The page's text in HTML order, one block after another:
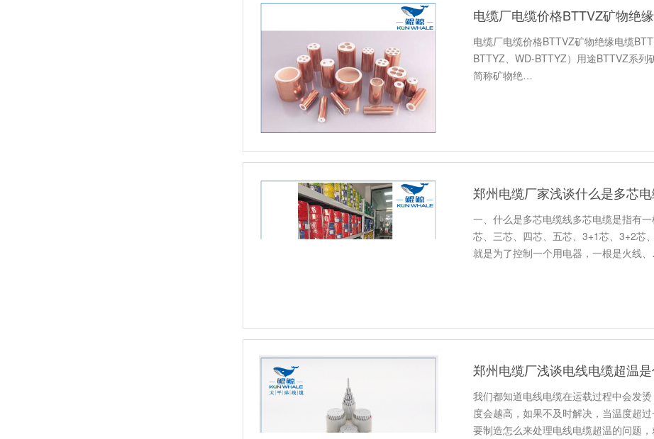
电缆厂电缆价格BTTVZ矿物绝
电缆厂电缆价格BTTVZ矿物绝缘电缆
BTTYZ、WD-BTTYZ）用途BTTVZ系
简称矿物绝…
郑州电缆厂家浅谈什么是多芯
一、什么是多芯电缆线多芯电缆是指有
芯、三芯、四芯、五芯、3+1芯、3+2芯
就是为了控制一个用电器，一根是火线
郑州电缆厂浅谈电线电缆超温
我们都知道电线电缆在运载过程中会发
度会越高，如果不及时解决，当温度超
要制造怎么来处理电线电缆超温的问题